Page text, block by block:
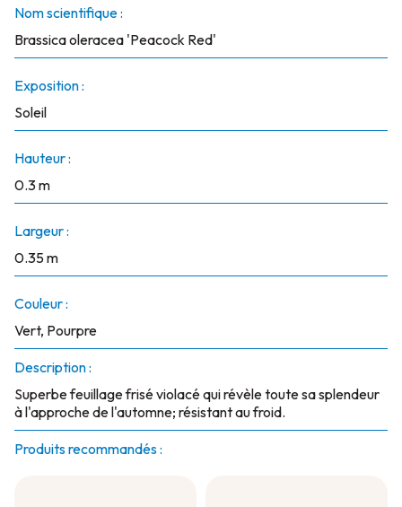
Nom scientifique :
Brassica oleracea 'Peacock Red'
Exposition :
Soleil
Hauteur :
0.3 m
Largeur :
0.35 m
Couleur :
Vert, Pourpre
Description :
Superbe feuillage frisé violacé qui révèle toute sa splendeur
à l'approche de l'automne; résistant au froid.
Produits recommandés :